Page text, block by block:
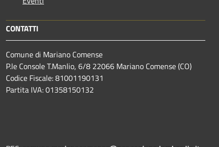
CONTATTI
Comune di Mariano Comense
P.le Console T.Manlio, 6/8 22066 Mariano Comense (CO)
Codice Fiscale: 81001190131
Partita IVA: 01358150132